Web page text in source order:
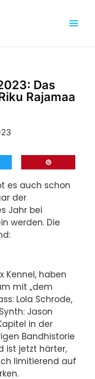
Das
Rajamaa
es auch schon
der
Jahr bei
werden. Die
Kennel, haben
mit „dem
Lola Schrode,
Jason
in der
Bandhistorie
ist jetzt härter,
limitierend auf